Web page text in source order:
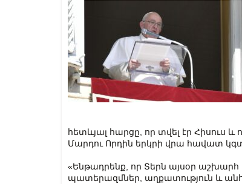
հետևյալ հարցը, որ տվել էր Հիսուս և
Մարդու Որդին երկրի վրա հավատ
«Ենթադրենք, որ Տերն այսօր
պատերազմներ, աղքատություն և